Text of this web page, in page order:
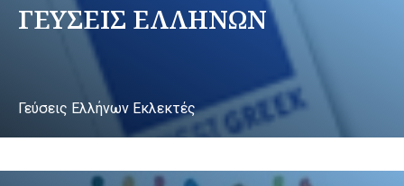
ΓΕΥΣΕΙΣ ΕΛΛΗΝΩΝ
Γεύσεις Ελλήνων Εκλεκτές